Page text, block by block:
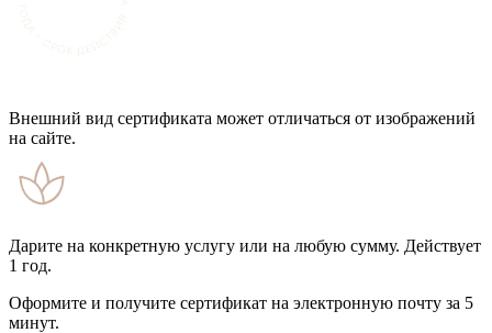
Внешний вид сертификата может отличаться от изображений
на сайте.
Дарите на конкретную услугу или на любую сумму. Действует
1 год.
Оформите и получите сертификат на электронную почту за 5
минут.